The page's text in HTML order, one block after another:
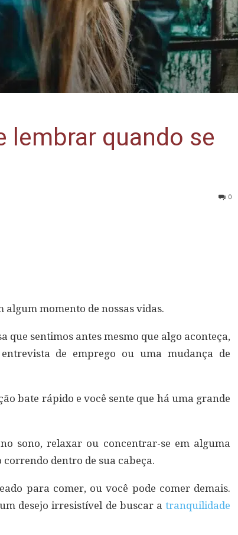
lembrar quando se
0
algum momento de nossas vidas.
que sentimos antes mesmo que algo aconteça,
de emprego ou uma mudança de
bate rápido e você sente que há uma grande
sono, relaxar ou concentrar-se em alguma
correndo dentro de sua cabeça.
para comer, ou você pode comer demais.
desejo irresistível de buscar a tranquilidade